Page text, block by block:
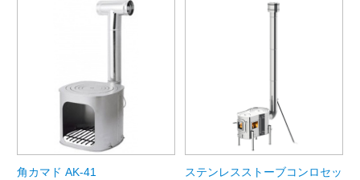
角カマド AK-41
ステンレスストーブコンロセッ